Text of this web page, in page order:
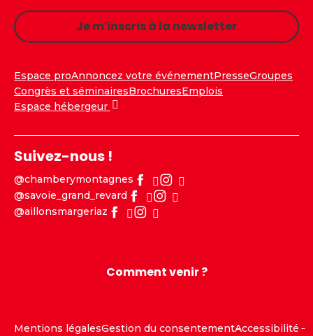
Je m'inscris à la newsletter
Espace proAnnoncez votre événementPresseGroupes
Congrès et séminairesBrochuresEmplois
Espace hébergeur
Suivez-nous !
@chamberymontagnes
@savoie_grand_revard
@aillonsmargeriaz
Comment venir ?
Mentions légalesGestion du consentementAccessibilité